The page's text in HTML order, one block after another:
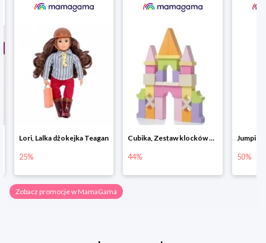
Lori, Lalka dżokejka Teagan
25%
Cubika, Zestaw klocków drewnianych 28 elem.
44% 50%
Zobacz promocje w MamaGama